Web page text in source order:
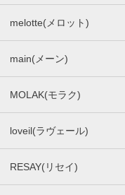
melotte(メロット)
main(メーン)
MOLAK(モラク)
loveil(ラヴェール)
RESAY(リセイ)